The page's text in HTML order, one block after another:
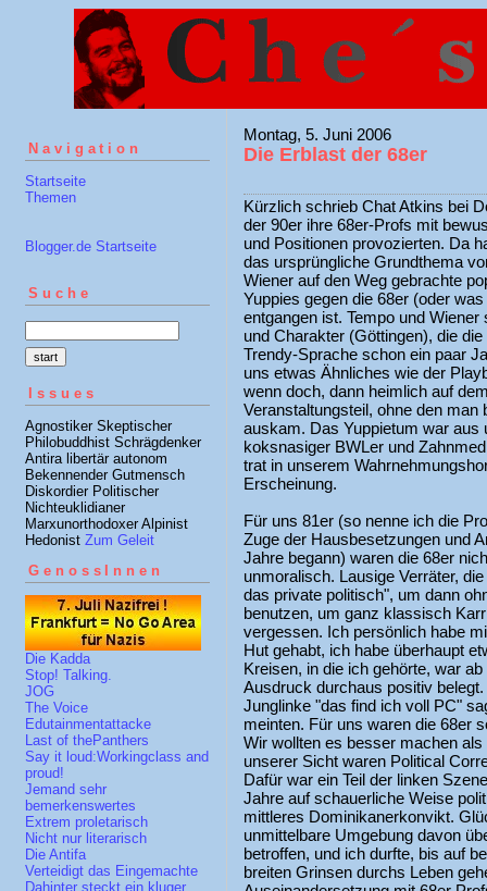
Navigation
Startseite
Themen
Blogger.de Startseite
Suche
Issues
Agnostiker Skeptischer
Philobuddhist Schrägdenker
Antira libertär autonom
Bekennender Gutmensch
Diskordier Politischer
Nichteuklidianer
Marxunorthodoxer Alpinist
Hedonist Zum Geleit
GenossInnen
Die Kadda
Stop! Talking.
JOG
The Voice
Edutainmentattacke
Last of thePanthers
Say it loud:Workingclass and
proud!
Jemand sehr
bemerkenswertes
Extrem proletarisch
Nicht nur literarisch
Die Antifa
Verteidigt das Eingemachte
Dahinter steckt ein kluger
Montag, 5. Juni 2006
Die Erblast der 68er
Kürzlich schrieb Chat Atkins bei
der 90er ihre 68er-Profs mit
und Positionen provozierten. Da
das ursprüngliche Grundthema
Wiener auf den Weg gebrachte
Yuppies gegen die 68er (oder
entgangen ist. Tempo und
und Charakter (Göttingen), die
Trendy-Sprache schon ein paar
uns etwas Ähnliches wie der
wenn doch, dann heimlich auf
Veranstaltungsteil, ohne den man
auskam. Das Yuppietum war aus
koksnasiger BWLer und
trat in unserem
Erscheinung.
Für uns 81er (so nenne ich die
Zuge der Hausbesetzungen und
Jahre begann) waren die 68er
unmoralisch. Lausige Verräter,
das private politisch", um dann
benutzen, um ganz klassisch
vergessen. Ich persönlich habe
Hut gehabt, ich habe überhaupt
Kreisen, in die ich gehörte, war
Ausdruck durchaus positiv
Junglinke "das find ich voll PC"
meinten. Für uns waren die 68er
Wir wollten es besser machen
unserer Sicht waren Political
Dafür war ein Teil der linken
Jahre auf schauerliche Weise
mittleres Dominikanerkonvikt.
unmittelbare Umgebung davon
betroffen, und ich durfte, bis auf
breiten Grinsen durchs Leben